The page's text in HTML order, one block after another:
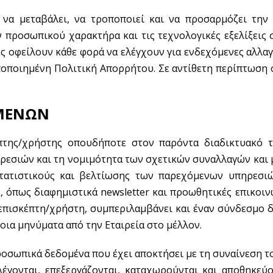
μεταβάλει, να τροποποιεί και να προσαρμόζει
χαρακτήρα και τις τεχνολογικές
κάθε φορά να ελέγχουν για ενδεχόμενες
Πολιτική Απορρήτου. Σε αντίθετη
χρήστης οπουδήποτε στον παρόντα διαδικτυακό
και τη νομιμότητα των σχετικών συναλλαγών
και βελτίωσης των παρεχόμενων
διαφημιστικά newsletter και προωθητικές
χρήστη, συμπεριλαμβάνει και έναν
μηνύματα από την Εταιρεία στο μέλλον.
δεδομένα που έχει αποκτήσει με τη συναίνεση
επεξεργάζονται, καταχωρούνται και